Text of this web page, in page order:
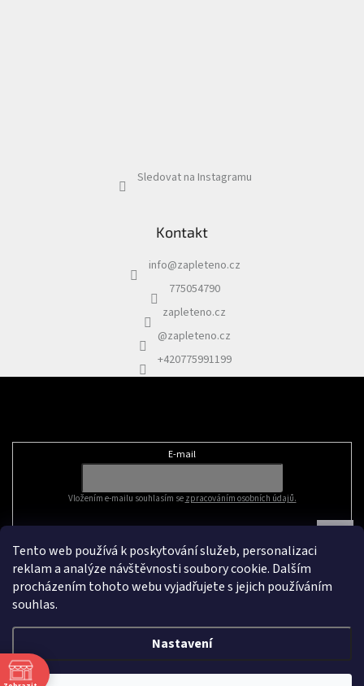
Tento web používá k poskytování služeb, personalizaci
reklam a analýze návštěvnosti soubory cookie. Dalším
procházením tohoto webu vyjadřujete s jejich používáním
souhlas.
Nastavení
Sledovat na Instagramu
Kontakt
info@zapleteno.cz
775054790
zapleteno.cz
@zapleteno.cz
+420775991199
E-mail
Vložením e-mailu souhlasím se zpracováním osobních údajů.
Vytvořil Shoptet